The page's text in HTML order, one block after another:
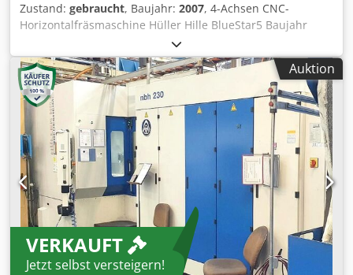
Zustand: gebraucht, Baujahr: 2007, 4-Achsen CNC-
Horizontalfräsmaschine Hüller Hille BlueStar5 Baujahr
2007 automatischer Palettenwechsler mit 2
Wechselpaletten mit jeweils 4 Schraubstöcken(125er), 4
zusätzlichen Wechselpaletten(eine mit
Mineralgussspannturm), Renishaw Messsystem,
Hochdruckkühlmittelanlage mit Zusatzfiltereinrichtung,
Kühlmittel und Luft durch die Spindel, 40fach
Werkzeugmagazin BT40 Cedpsw D Sbnofx Aamjrf
Auktion
VERKAUFT
Jetzt selbst versteigern!